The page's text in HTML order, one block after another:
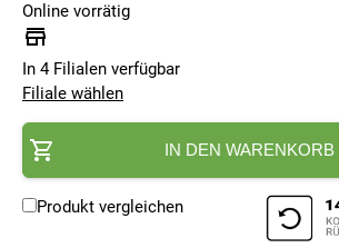
Online vorrätig
In 4 Filialen verfügbar
Filiale wählen
IN DEN WARENKORB
Produkt vergleichen